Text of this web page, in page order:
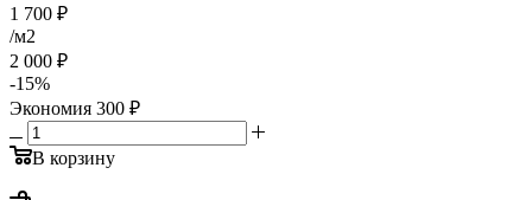
1 700 ₽
/м2
2 000 ₽
-15%
Экономия 300 ₽
В корзину